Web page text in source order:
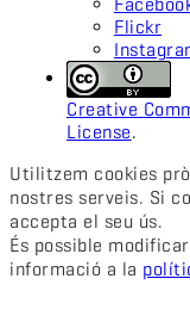
Flickr
Creative
License.
Utilitzem cookies
nostres serveis. Si
accepta el seu ús.
És possible
informació a la